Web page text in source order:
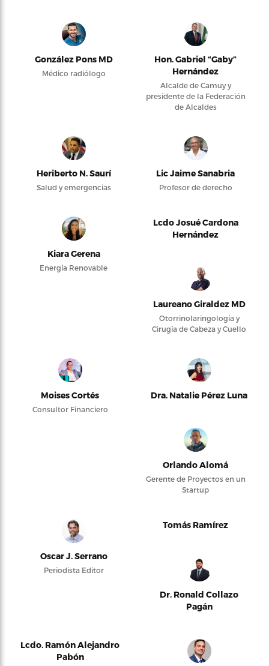
González Pons MD
Médico radiólogo
Hon. Gabriel “Gaby”
Hernández
Alcalde de Camuy y
presidente de la Federación
de Alcaldes
Heriberto N. Saurí
Salud y emergencias
Lic Jaime Sanabria
Profesor de derecho
Kiara Gerena
Energía Renovable
Lcdo Josué Cardona
Hernández
Laureano Giraldez MD
Otorrinolaringología y
Cirugía de Cabeza y Cuello
Moises Cortés
Consultor Financiero
Dra. Natalie Pérez Luna
Orlando Alomá
Gerente de Proyectos en un
Startup
Oscar J. Serrano
Periodista Editor
Tomás Ramírez
Dr. Ronald Collazo
Pagán
Lcdo. Ramón Alejandro
Pabón